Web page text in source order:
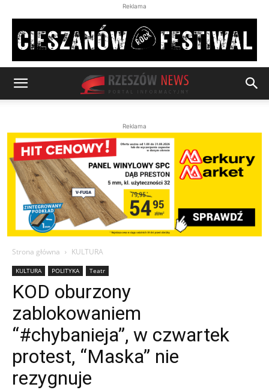
Reklama
Reklama
Strona główna KULTURA
KULTURA POLITYKA Teatr
KOD oburzony
zablokowaniem
“#chybanieja”, w czwartek
protest, “Maska” nie
rezygnuje